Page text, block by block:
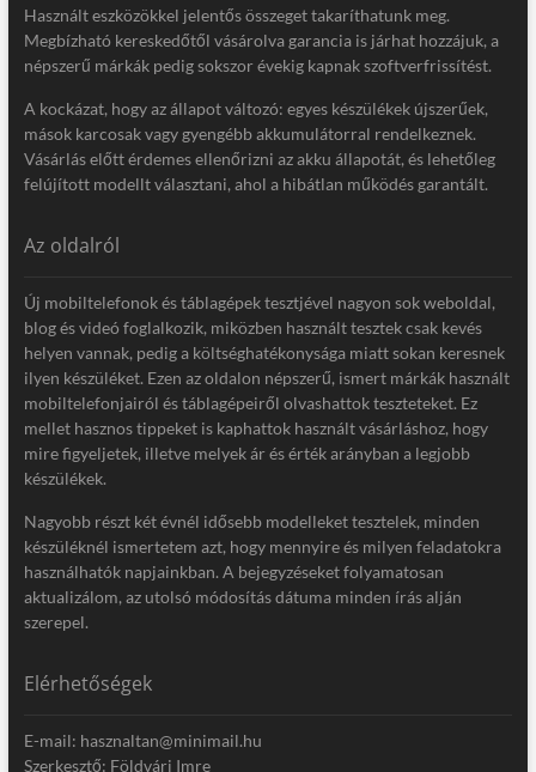
Használt eszközökkel jelentős összeget takaríthatunk meg.
Megbízható kereskedőtől vásárolva garancia is járhat hozzájuk, a
népszerű márkák pedig sokszor évekig kapnak szoftverfrissítést.
A kockázat, hogy az állapot változó: egyes készülékek újszerűek,
mások karcosak vagy gyengébb akkumulátorral rendelkeznek.
Vásárlás előtt érdemes ellenőrizni az akku állapotát, és lehetőleg
felújított modellt választani, ahol a hibátlan működés garantált.
Az oldalról
Új mobiltelefonok és táblagépek tesztjével nagyon sok weboldal,
blog és videó foglalkozik, miközben használt tesztek csak kevés
helyen vannak, pedig a költséghatékonysága miatt sokan keresnek
ilyen készüléket. Ezen az oldalon népszerű, ismert márkák használt
mobiltelefonjairól és táblagépeiről olvashattok teszteteket. Ez
mellet hasznos tippeket is kaphattok használt vásárláshoz, hogy
mire figyeljetek, illetve melyek ár és érték arányban a legjobb
készülékek.
Nagyobb részt két évnél idősebb modelleket tesztelek, minden
készüléknél ismertetem azt, hogy mennyire és milyen feladatokra
használhatók napjainkban. A bejegyzéseket folyamatosan
aktualizálom, az utolsó módosítás dátuma minden írás alján
szerepel.
Elérhetőségek
E-mail: hasznaltan@minimail.hu
Szerkesztő: Földvári Imre